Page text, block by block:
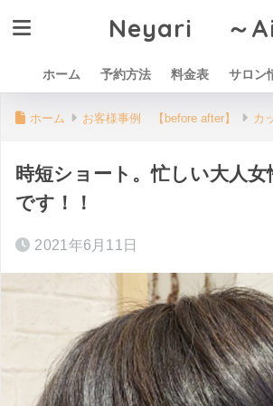
Neyari ～Ai
ホーム 予約方法 料金表 サロン
ホーム お客様事例 【before after】 カ
時短ショート。忙しい大人女
です！！
2021年6月11日